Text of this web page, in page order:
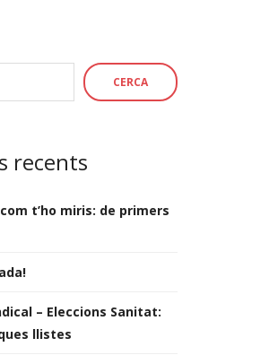
CERCA
recents
t’ho miris: de primers
– Eleccions Sanitat:
llistes